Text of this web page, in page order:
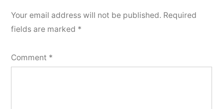
Your email address will not be published. Required
fields are marked *
Comment *